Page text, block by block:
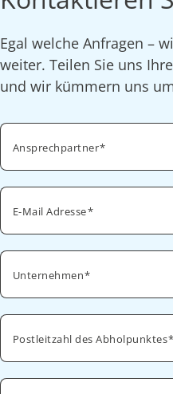
Egal welche Anfragen –
weiter. Teilen Sie uns
und wir kümmern uns
Ansprechpartner
E-Mail Adresse
Unternehmen
Postleitzahl des Abholpunktes